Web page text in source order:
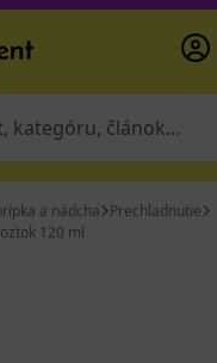
a nádcha Prechladnutie
120 ml